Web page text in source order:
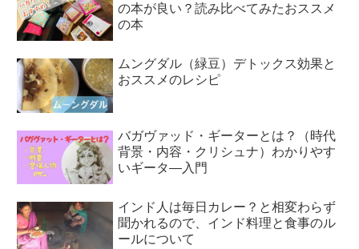
の本が良い？読み比べてみたおススメ
の本
ムングダル（緑豆）デトックス効果と
おススメのレシピ
バガヴァッド・ギーターとは？（時代
背景・内容・クリシュナ）わかりやす
いギータ―入門
インド人は毎日カレー？と相変わらず
聞かれるので、インド料理と食事のル
ールについて